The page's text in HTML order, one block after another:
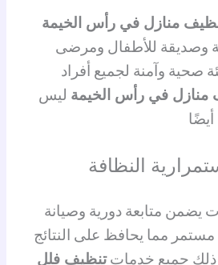
منازل في رأس الخيمة
وصديقة للأطفال ومرضى
صحية وآمنة لجميع أفراد
منازل في رأس الخيمة ليس
النظافة
يضمن متابعة دورية وصيانة
مما يحافظ على النتائج
ذلك جميع خدماتتنظيف فلل